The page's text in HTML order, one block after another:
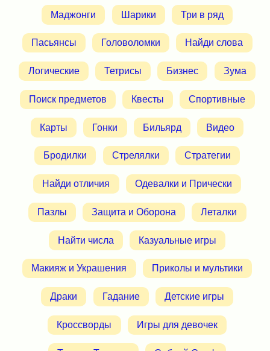
Маджонги Шарики Три в ряд
Пасьянсы Головоломки Найди слова
Логические Тетрисы Бизнес Зума
Поиск предметов Квесты Спортивные
Карты Гонки Бильярд Видео
Бродилки Стрелялки Стратегии
Найди отличия Одевалки и Прически
Пазлы Защита и Оборона Леталки
Найти числа Казуальные игры
Макияж и Украшения Приколы и мультики
Драки Гадание Детские игры
Кроссворды Игры для девочек